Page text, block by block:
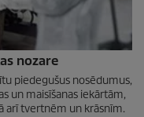
nozare
piedegušus nosēdumus,
un maisīšanas iekārtām,
arī tvertnēm un krāsnīm.